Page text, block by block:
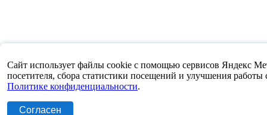
Сайт использует файлы cookie с помощью сервисов Яндекс
посетителя, сбора статистики посещений и улучшения работы
Политике конфиденциальности.
Согласен